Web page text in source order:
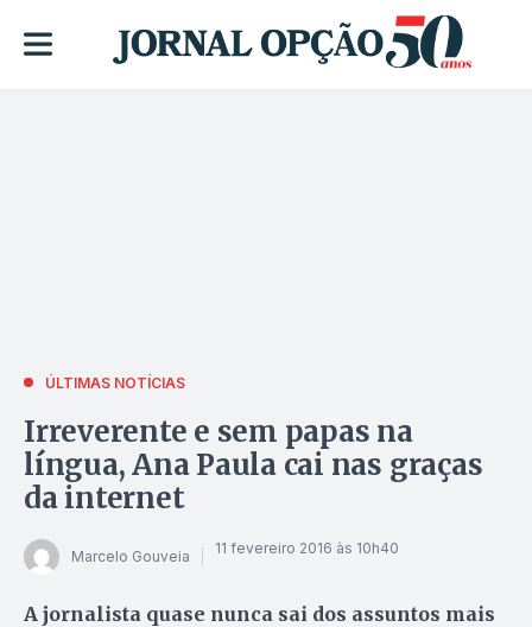
ÚLTIMAS NOTÍCIAS
Irreverente e sem papas na
língua, Ana Paula cai nas graças
da internet
Marcelo Gouveia 11 fevereiro 2016 às 10h40
A jornalista quase nunca sai dos assuntos mais